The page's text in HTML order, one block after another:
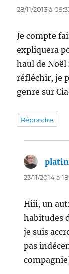
28/11/2013 à
Je compte
expliquera
haul de
réfléchir, je
genre sur
Répondre
23/11/2014 à
Hiii, un
habitudes
je suis
pas